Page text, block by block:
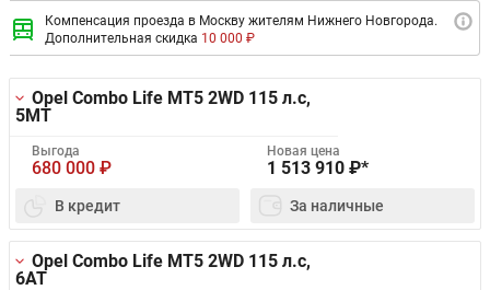
Компенсация проезда в Москву жителям Нижнего Новгорода.
Дополнительная скидка 10 000 ₽
Opel Combo Life MT5 2WD 115 л.с,
5MT
Выгода
680 000 ₽
Новая цена
1 513 910 ₽*
В кредит За наличные
Opel Combo Life MT5 2WD 115 л.с,
6AT